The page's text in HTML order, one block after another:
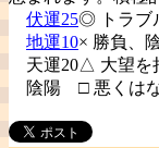
伏運25◎ トラブ
地運10× 勝負、
天運20△ 大望を
陰陽 □ 悪くは